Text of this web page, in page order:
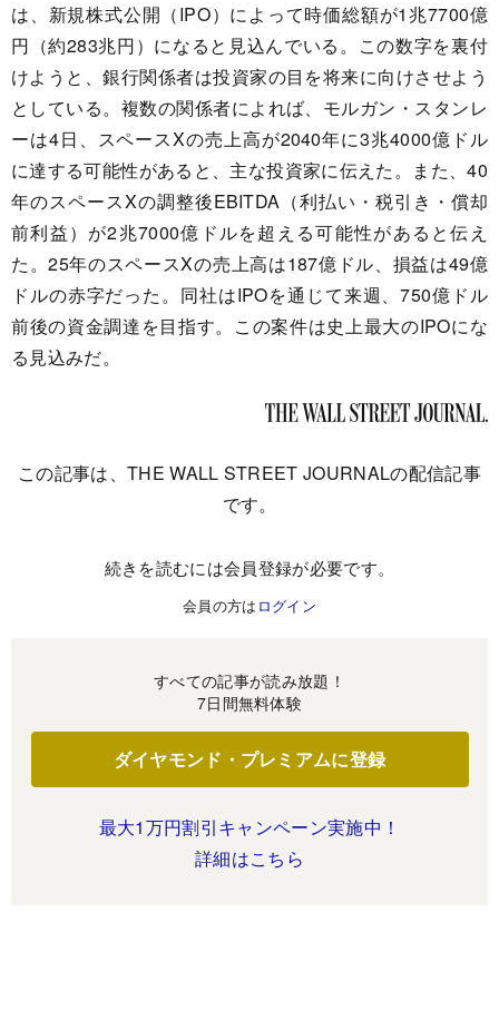
は、新規株式公開（IPO）によって時価総額が1兆7700億
円（約283兆円）になると見込んでいる。この数字を裏付
けようと、銀行関係者は投資家の目を将来に向けさせよう
としている。複数の関係者によれば、モルガン・スタンレ
ーは4日、スペースXの売上高が2040年に3兆4000億ドル
に達する可能性があると、主な投資家に伝えた。また、40
年のスペースXの調整後EBITDA（利払い・税引き・償却
前利益）が2兆7000億ドルを超える可能性があると伝え
た。25年のスペースXの売上高は187億ドル、損益は49億
ドルの赤字だった。同社はIPOを通じて来週、750億ドル
前後の資金調達を目指す。この案件は史上最大のIPOにな
る見込みだ。
この記事は、THE WALL STREET JOURNALの配信記事
です。
続きを読むには会員登録が必要です。
会員の方は ログイン
すべての記事が読み放題！
7日間無料体験
ダイヤモンド・プレミアムに登録
最大1万円割引キャンペーン実施中！
詳細はこちら